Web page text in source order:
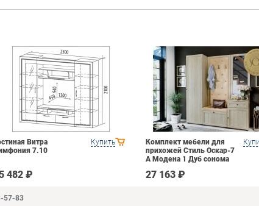
Купить
Витра
7.10
482 ₽
Комплект мебели для
прихожей Стиль Оскар-7
А Модена 1 Дуб сонома
27 163 ₽
57-83